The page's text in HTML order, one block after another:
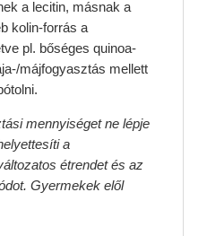
a lecitin, másnak a
kolin-forrás a
pl. bőséges quinoa-
májfogyasztás mellett
mennyiséget ne lépje
a
étrendet és az
Gyermekek elől